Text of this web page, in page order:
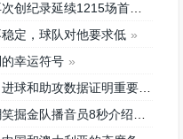
录延续1215场首发之路
定，球队对他要求低
幸运符号
球和助攻数据证明重要性
播音员8秒介绍首发阵容速度